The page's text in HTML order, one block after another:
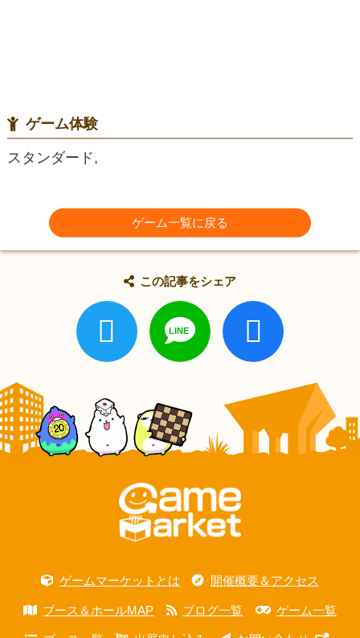
ゲーム体験
スタンダード,
ゲーム一覧に戻る
この記事をシェア
ゲームマーケットとは 開催概要＆アクセス
ブース＆ホールMAP ブログ一覧 ゲーム一覧